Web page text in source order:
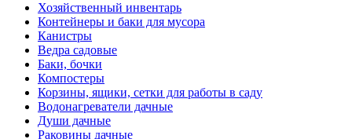
Хозяйственный инвентарь
Контейнеры и баки для мусора
Канистры
Ведра садовые
Баки, бочки
Компостеры
Корзины, ящики, сетки для работы в саду
Водонагреватели дачные
Души дачные
Раковины дачные